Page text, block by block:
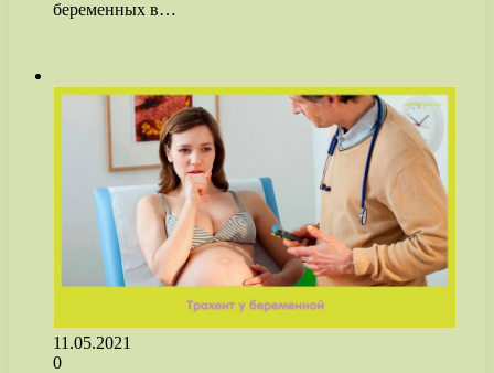
беременных в…
11.05.2021
0